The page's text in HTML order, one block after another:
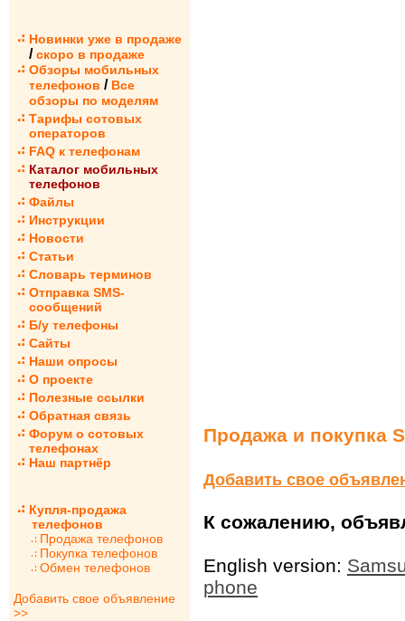
Новинки уже в продаже
/ скоро в продаже
Обзоры мобильных
телефонов / Все
обзоры по моделям
Тарифы сотовых
операторов
FAQ к телефонам
Каталог мобильных
телефонов
Файлы
Инструкции
Новости
Статьи
Словарь терминов
Отправка SMS-
сообщений
Б/у телефоны
Сайты
Наши опросы
О проекте
Полезные ссылки
Обратная связь
Форум о сотовых
телефонах
Наш партнёр
Купля-продажа
телефонов
Продажа телефонов
Покупка телефонов
Обмен телефонов
Добавить свое объявление
>>
Продажа и покупка
Добавить свое
К сожалению,
English version:
phone